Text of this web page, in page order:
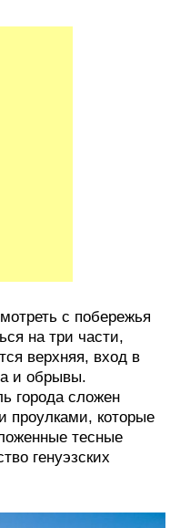
с побережья
на три части,
верхняя, вход в
и обрывы.
города сложен
проулками, которые
тесные
генуэзских